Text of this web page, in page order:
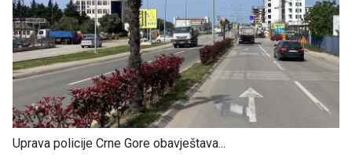
Uprava policije Crne Gore obavještava...